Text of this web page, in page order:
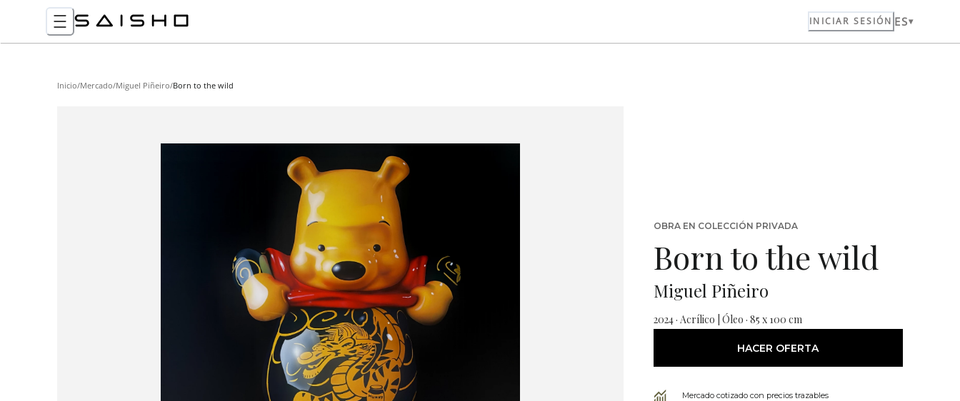
INICIAR SESIÓN ES
Inicio/Mercado/Miguel Piñeiro/Born to the wild
OBRA EN COLECCIÓN PRIVADA
Born to the wild
Miguel Piñeiro
2024 · Acrílico | Óleo · 85 x 100 cm
HACER OFERTA
Mercado cotizado con precios trazables